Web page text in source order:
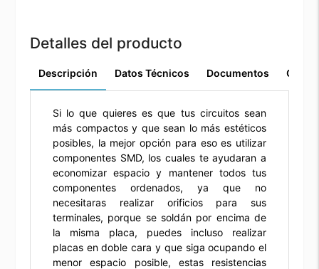
Detalles del producto
Descripción Datos Técnicos Documentos
Si lo que quieres es que tus circuitos sean
más compactos y que sean lo más estéticos
posibles, la mejor opción para eso es utilizar
componentes SMD, los cuales te ayudaran a
economizar espacio y mantener todos tus
componentes ordenados, ya que no
necesitaras realizar orificios para sus
terminales, porque se soldán por encima de
la misma placa, puedes incluso realizar
placas en doble cara y que siga ocupando el
menor espacio posible, estas resistencias